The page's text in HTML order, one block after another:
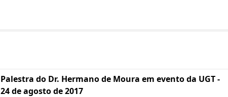
Palestra do Dr. Hermano de Moura em evento da UGT -
24 de agosto de 2017